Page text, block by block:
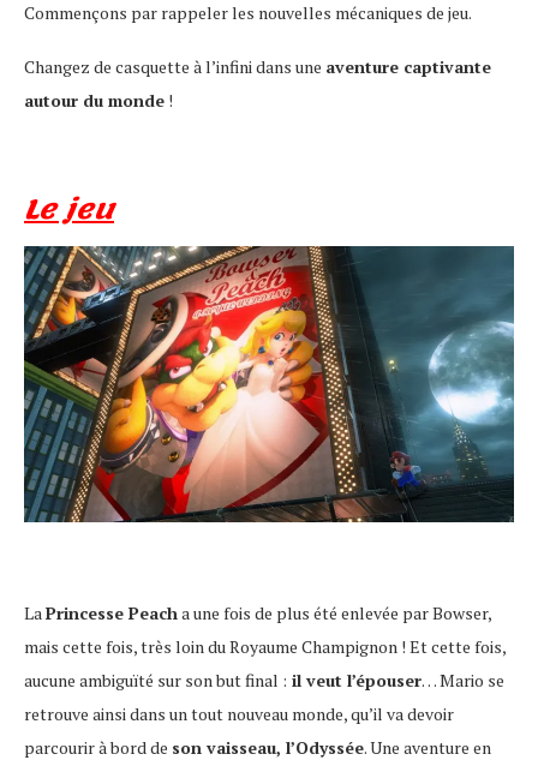
Commençons par rappeler les nouvelles mécaniques de jeu.
Changez de casquette à l’infini dans une aventure captivante
autour du monde !
Le jeu
La Princesse Peach a une fois de plus été enlevée par Bowser,
mais cette fois, très loin du Royaume Champignon ! Et cette fois,
aucune ambiguïté sur son but final : il veut l’épouser… Mario se
retrouve ainsi dans un tout nouveau monde, qu’il va devoir
parcourir à bord de son vaisseau, l’Odyssée. Une aventure en